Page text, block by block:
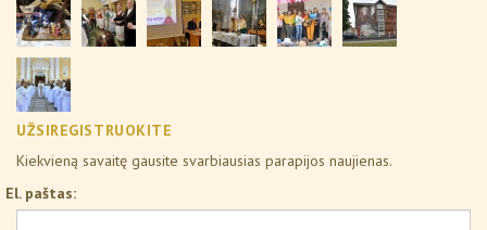
UŽSIREGISTRUOKITE
Kiekvieną savaitę gausite svarbiausias parapijos naujienas.
El. paštas: